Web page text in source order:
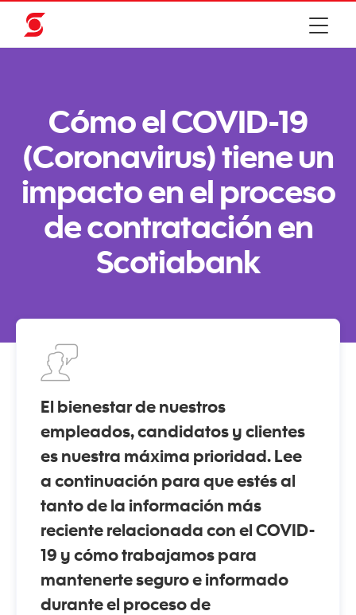
Cómo el COVID-19
(Coronavirus) tiene un
impacto en el proceso
de contratación en
Scotiabank
El bienestar de nuestros
empleados, candidatos y clientes
es nuestra máxima prioridad. Lee
a continuación para que estés al
tanto de la información más
reciente relacionada con el COVID-
19 y cómo trabajamos para
mantenerte seguro e informado
durante el proceso de